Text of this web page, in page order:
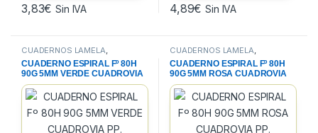
3,83€ Sin IVA 4,89€ Sin IVA
CUADERNOS LAMELA,
CUADERNOS, BLOCS Y PAPEL
PAPELERIA
CUADERNO ESPIRAL Fº 80H
90G 5MM VERDE CUADROVIA
PP.
CUADERNOS LAMELA,
CUADERNOS, BLOCS Y PAPEL
PAPELERIA
CUADERNO ESPIRAL Fº 80H
90G 5MM ROSA CUADROVIA
PP.